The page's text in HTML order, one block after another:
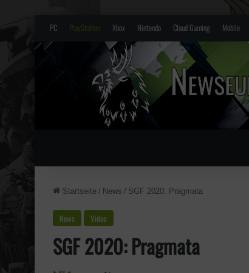
PC PlayStation Xbox Nintendo Cloud Gaming Mobile
Startseite / News / SGF 2020: Pragmata
News Video
SGF 2020: Pragmata